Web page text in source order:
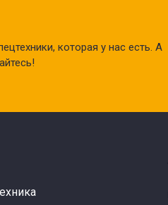
которая у нас есть. А